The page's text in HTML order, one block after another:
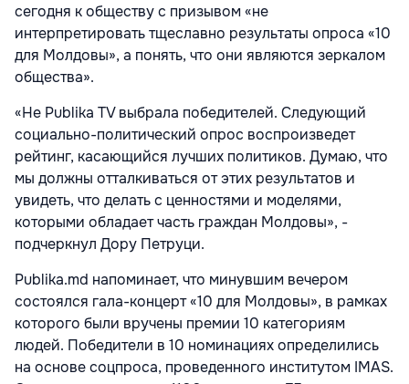
сегодня к обществу с призывом «не
интерпретировать тщеславно результаты опроса «10
для Молдовы», а понять, что они являются зеркалом
общества».
«Не Publika TV выбрала победителей. Следующий
социально-политический опрос воспроизведет
рейтинг, касающийся лучших политиков. Думаю, что
мы должны отталкиваться от этих результатов и
увидеть, что делать с ценностями и моделями,
которыми обладает часть граждан Молдовы», -
подчеркнул Дору Петруци.
Publika.md напоминает, что минувшим вечером
состоялся гала-концерт «10 для Молдовы», в рамках
которого были вручены премии 10 категориям
людей. Победители в 10 номинациях определились
на основе соцпроса, проведенного институтом IMAS.